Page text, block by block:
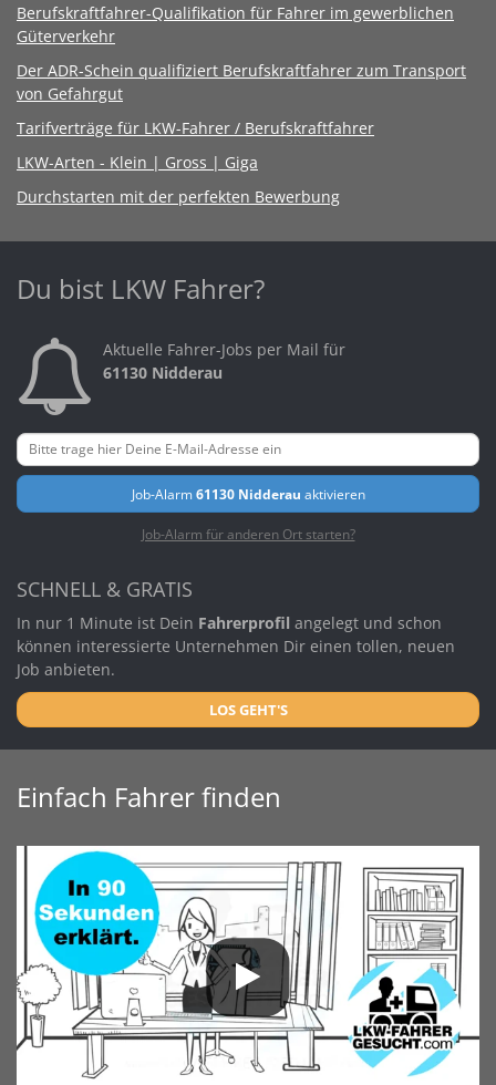
Berufskraftfahrer-Qualifikation für Fahrer im gewerblichen
Güterverkehr
Der ADR-Schein qualifiziert Berufskraftfahrer zum Transport
von Gefahrgut
Tarifverträge für LKW-Fahrer / Berufskraftfahrer
LKW-Arten - Klein | Gross | Giga
Durchstarten mit der perfekten Bewerbung
Du bist LKW Fahrer?
Aktuelle Fahrer-Jobs per Mail für
61130 Nidderau
Job-Alarm61130 Nidderau aktivieren
Job-Alarm für anderen Ort starten?
SCHNELL & GRATIS
In nur 1 Minute ist Dein Fahrerprofil angelegt und schon
können interessierte Unternehmen Dir einen tollen, neuen
Job anbieten.
LOS GEHT'S
Einfach Fahrer finden